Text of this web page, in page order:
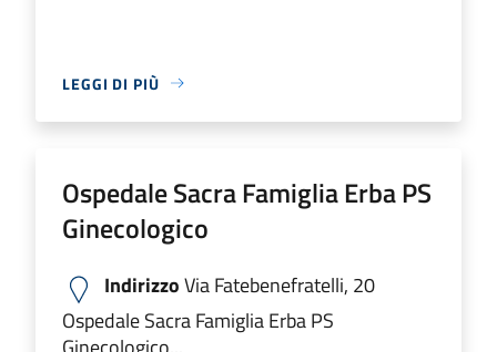
LEGGI DI PIÙ
Ospedale Sacra Famiglia Erba PS
Ginecologico
IndirizzoVia Fatebenefratelli, 20
Ospedale Sacra Famiglia Erba PS